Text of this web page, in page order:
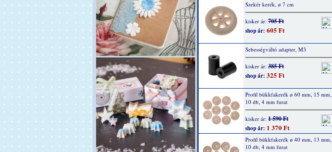
Szekér kerék, ø 7 cm
kisker ár: 705 Ft
shop ár: 605 Ft
Sebességváltó adapter, M3
kisker ár: 385 Ft
shop ár: 325 Ft
Profil bükkfakerék ø 60 mm, 15 mm,
10 db, 4 mm furat
kisker ár: 1 590 Ft
shop ár: 1 370 Ft
Profil bükkfakerék ø 40 mm, 13 mm,
10 db, 4 mm furat